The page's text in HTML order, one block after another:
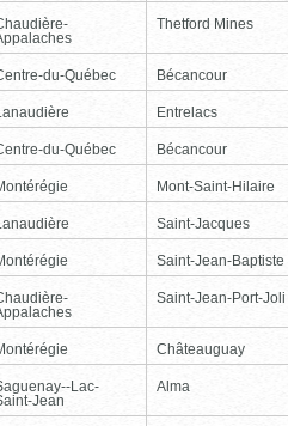
Thetford Mines
du-Québec Bécancour
Entrelacs
du-Québec Bécancour
Mont-Saint-Hilaire
Saint-Jacques
Saint-Jean-Baptiste
Saint-Jean-Port-Joli
Châteauguay
Lac-
Jean
Alma